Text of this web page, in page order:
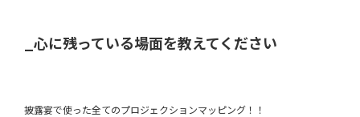
_心に残っている場面を教えてください
披露宴で使った全てのプロジェクションマッピング！！